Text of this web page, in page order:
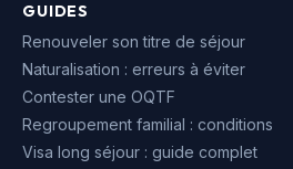
GUIDES
Renouveler son titre de séjour
Naturalisation : erreurs à éviter
Contester une OQTF
Regroupement familial : conditions
Visa long séjour : guide complet